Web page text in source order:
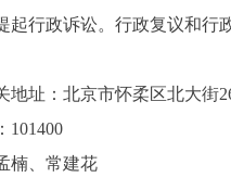
起行政诉讼。行政复议和
址：北京市怀柔区北大街
、常建花